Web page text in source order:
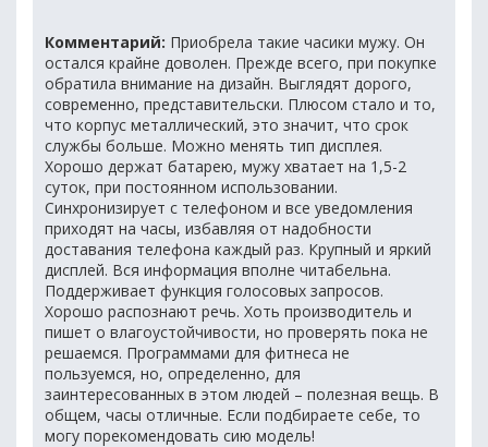
Комментарий: Приобрела такие часики мужу. Он
остался крайне доволен. Прежде всего, при покупке
обратила внимание на дизайн. Выглядят дорого,
современно, представительски. Плюсом стало и то,
что корпус металлический, это значит, что срок
службы больше. Можно менять тип дисплея.
Хорошо держат батарею, мужу хватает на 1,5-2
суток, при постоянном использовании.
Синхронизирует с телефоном и все уведомления
приходят на часы, избавляя от надобности
доставания телефона каждый раз. Крупный и яркий
дисплей. Вся информация вполне читабельна.
Поддерживает функция голосовых запросов.
Хорошо распознают речь. Хоть производитель и
пишет о влагоустойчивости, но проверять пока не
решаемся. Программами для фитнеса не
пользуемся, но, определенно, для
заинтересованных в этом людей – полезная вещь. В
общем, часы отличные. Если подбираете себе, то
могу порекомендовать сию модель!